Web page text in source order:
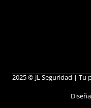
2025 © JL Seguridad |